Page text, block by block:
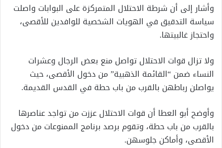
وأشار إلى أن شرطة الاحتلال المتمركزة على البوابات واصلت
سياسة التدقيق في الهويات الشخصية للوافدين للأقصى،
واحتجاز غالبيتها.
ولا تزال قوات الاحتلال تواصل منع بعض الرجال وعشرات
النساء ضمن “القائمة الذهبية” من دخول الأقصى، حيث
يواصلن رباطهن بالقرب من باب حطة في القدس القديمة.
وأوضح أبو العطا أن قوات الاحتلال عززت من تواجد عناصرها
بالقرب من باب حطة، وتقوم برصد برنامج الممنوعات من دخول
الأقصى، وأماكن جلوسهن.